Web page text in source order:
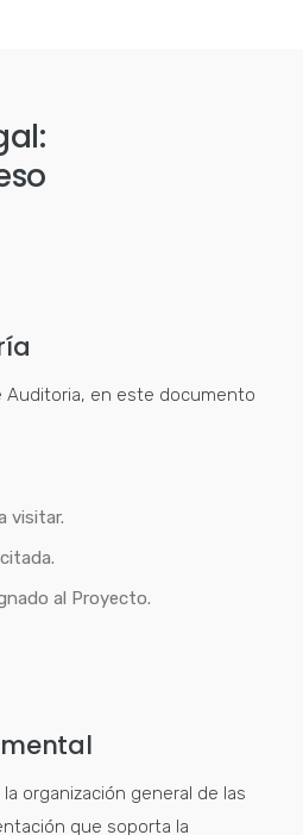
Auditoria, en este documento
visitar.
al Proyecto.
organización general de las
que soporta la